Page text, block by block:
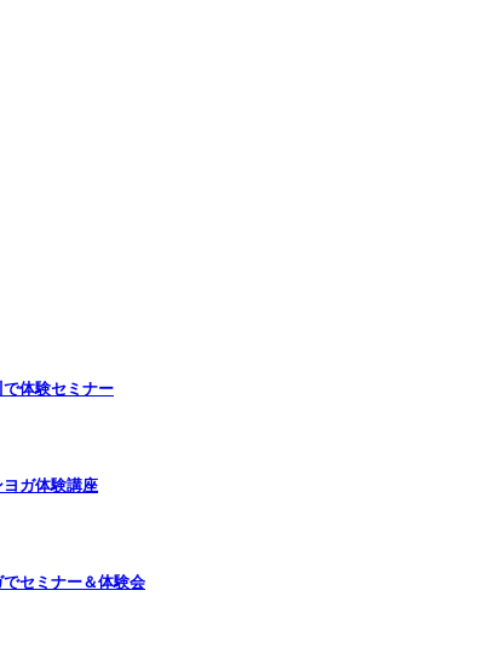
体験セミナー
ガ体験講座
セミナー＆体験会